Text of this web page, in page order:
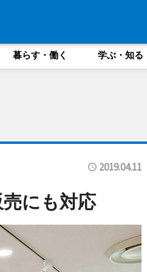
暮らす・働く 学ぶ・知る
2019.04.11
にも対応